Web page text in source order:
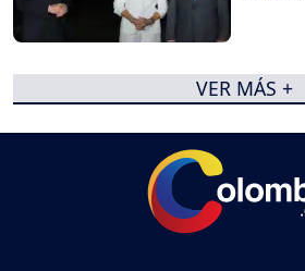
VER MÁS +